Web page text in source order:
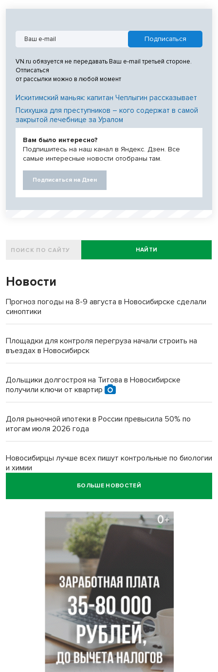
VN.ru обязуется не передавать Ваш e-mail третьей стороне.
Отписаться
от рассылки можно в любой момент
Искитимский маньяк: капитан Чеплыгин рассказывает
Психушка для преступников – кого содержат в самой
закрытой лечебнице за Уралом
Вам было интересно?
Подпишитесь на наш канал в Яндекс. Дзен. Все
самые интересные новости отобраны там.
Подписаться на Дзен
НАЙТИ
Новости
Прогноз погоды на 8-9 августа в Новосибирске сделали
синоптики
Площадки для контроля перегруза начали строить на
въездах в Новосибирск
Дольщики долгостроя на Титова в Новосибирске
получили ключи от квартир
Доля рыночной ипотеки в России превысила 50% по
итогам июля 2026 года
Новосибирцы лучше всех пишут контрольные по биологии
и химии
Нейросеть для диагностики депрессии в крови создали в
Двум бойцам СВО после минно-взрывной травмы
«оживили» нервы в Новосибирске
Персидский ковер «108 шахов» впервые вывезли из музея
Востока в Новосибирск
Актриса из Новосибирска Евгения Туркова сыграла мать
в сериале «Малой»
БОЛЬШЕ НОВОСТЕЙ